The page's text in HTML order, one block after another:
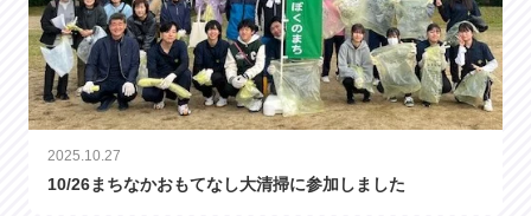
2025.10.27
10/26まちなかおもてなし大清掃に参加しました